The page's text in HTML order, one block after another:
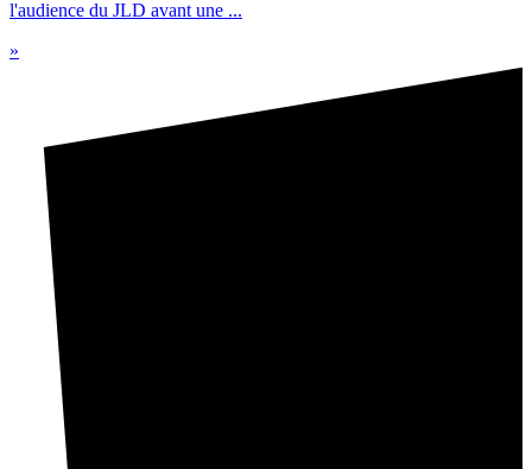
l'audience du JLD avant une ...
»